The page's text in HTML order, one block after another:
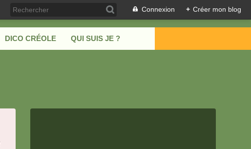
Connexion + Créer mon blog
DICO CRÉOLE QUI SUIS JE ?